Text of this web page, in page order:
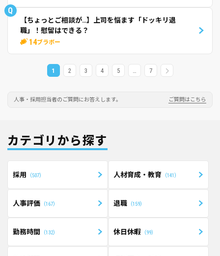
Q
【ちょっとご相談が…】上司を悩ます「ドッキリ退
職」！慰留はできる？
14ブラボー
1 2 3 4 5 … 7
人事・採用担当者のご質問にお答えします。 ご質問はこちら
カテゴリから探す
採用 507 人材育成・教育 141
人事評価 167 退職 159
勤務時間 132 休日休暇 99